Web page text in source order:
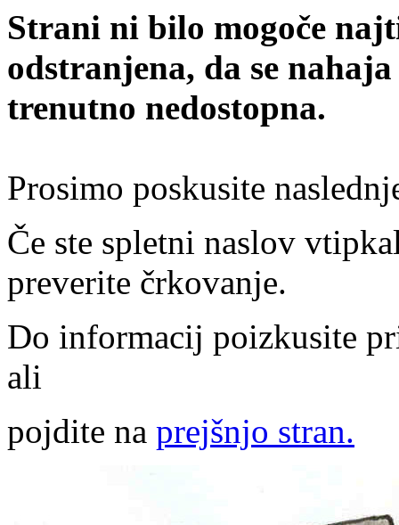
Strani ni bilo mogoče
odstranjena, da se
trenutno nedostopna.
Prosimo poskusite
Če ste spletni naslov
preverite črkovanje.
Do informacij poizkusite
ali
pojdite na prejšnjo stran.